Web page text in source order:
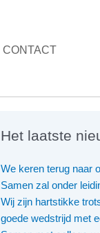
CONTACT
Het laatste
We keren terug naar
Samen zal onder
Wij zijn hartstikke
goede wedstrijd met